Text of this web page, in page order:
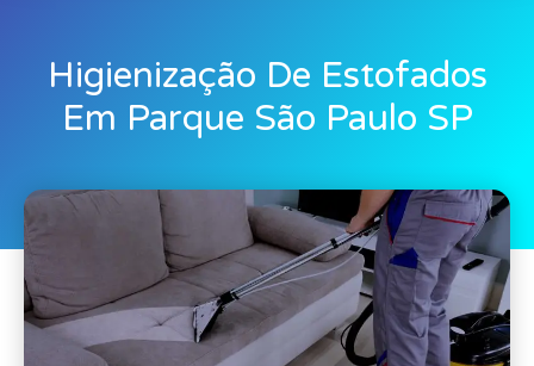
Higienização De Estofados
Em Parque São Paulo SP